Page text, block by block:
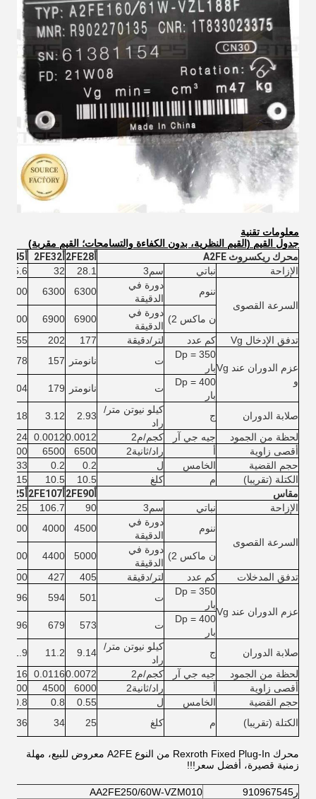
معلومات تقنية
جدول القيم (القيم النظرية، بدون الكفاءة والتسامحات؛ القيم مقربة)
محرك ريكسروث A2FE
الإزاحة
نباتي سم3 28.1
32
45.6
السرعة القصوى
ننوم
دورة في
الدقيقة
6300
6300
5600
ن ماكس 2)
دورة في
الدقيقة
6900
6900
6200
تدفق الإدخال Vg
كم عدد لتر/دقيقة 177
202
255
عزم الدوران عند Vg
و
Dp = 350
بار
ت نانومتر 157
178
Dp = 400
بار
ت نانومتر 179
204
صلابة الدوران ج
كيلو نيوتن متر/
راد
2.93
3.12
4.18
لحظة من الجمود
جيه جي آر كجم/م2 0.0012
0.0012
أقصى زاوية
أ راد/ثانية2 6500
6500
14600
حجم القضية
الخامس ل 0.2
0.2
0.33
الكتلة (تقريبا)
م كلغ 10.5
10.5
15
مقاس
الإزاحة
نباتي سم3 90
106.7
125
السرعة القصوى
ننوم
دورة في
الدقيقة
4500
4000
4000
ن ماكس 2)
دورة في
الدقيقة
5000
4400
4400
تدفق المدخلات
كم عدد لتر/دقيقة 405
427
500
عزم الدوران عند Vg
Dp = 350
بار
ت 501
594
696
Dp = 400
بار
ت 573
679
796
صلابة الدوران ج
كيلو نيوتن متر/
راد
9.14
11.2
11.9
لحظة من الجمود
جيه جي آر كجم/م2 0.0072
0.0116
أقصى زاوية
أ راد/ثانية2 6000
4500
4500
حجم القضية
الخامس ل 0.55
0.8
0.8
الكتلة (تقريبا)
م كلغ 25
34
36
محرك Rexroth Fixed Plug-In من النوع A2FE معروض للبيع، مهلة
زمنية قصيرة، أفضل سعر!!!
ر910967545
AA2FE250/60W-VZM010